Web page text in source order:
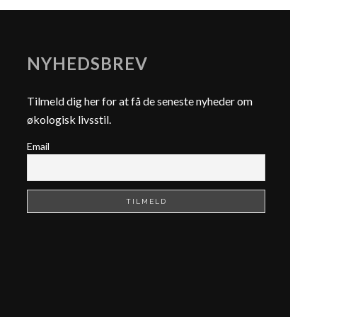
NYHEDSBREV
Tilmeld dig her for at få de seneste nyheder om
økologisk livsstil.
Email